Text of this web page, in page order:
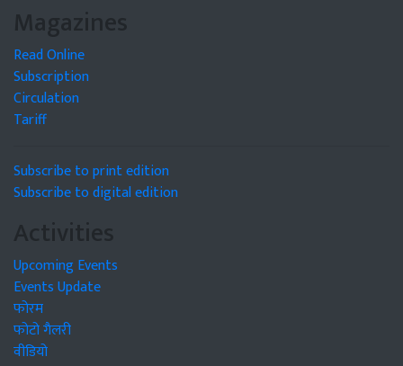
Magazines
Read Online
Subscription
Circulation
Tariff
Subscribe to print edition
Subscribe to digital edition
Activities
Upcoming Events
Events Update
फोरम
फोटो गैलरी
वीडियो